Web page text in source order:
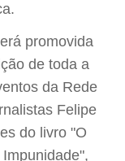
promovida
de toda a
da Rede
Felipe
do livro "O